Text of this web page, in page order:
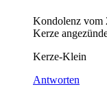
Kondolenz vom
Kerze
Kerze-Klein
Antworten